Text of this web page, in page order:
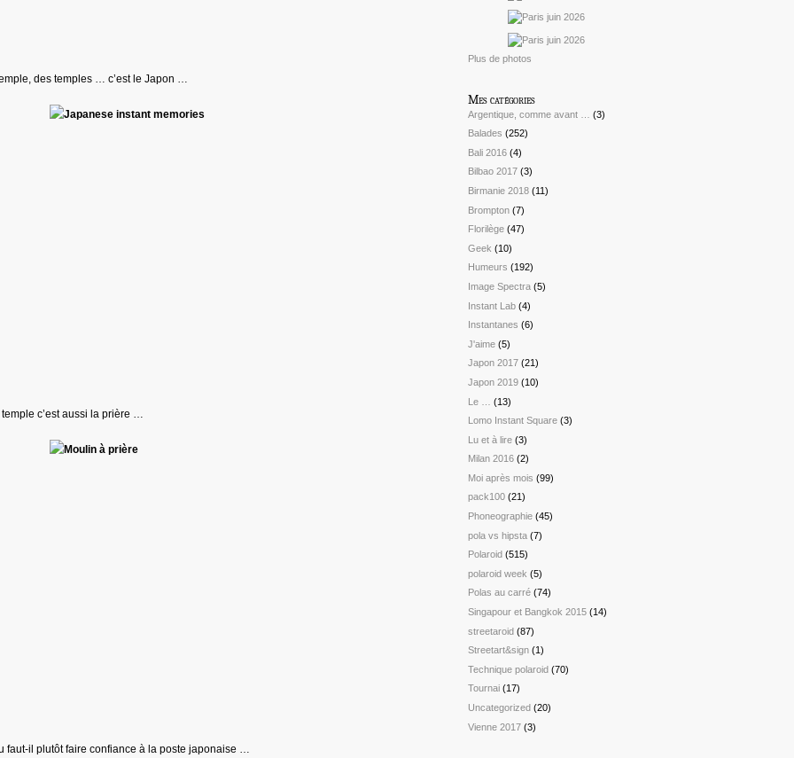
des temples … c’est le Japon …
c’est aussi la prière …
faut-il plutôt faire confiance à la poste japonaise …
Plus de photos
Mes catégories
Argentique, comme avant …
(3)
Balades (252)
Bali 2016 (4)
Bilbao 2017 (3)
Birmanie 2018 (11)
Brompton (7)
Florilège (47)
Geek (10)
Humeurs (192)
Image Spectra (5)
Instant Lab (4)
Instantanes (6)
J'aime (5)
Japon 2017 (21)
Japon 2019 (10)
Le …
(13)
Lomo Instant Square (3)
Lu et à lire (3)
Milan 2016 (2)
Moi après mois (99)
pack100 (21)
Phoneographie (45)
pola vs hipsta (7)
Polaroid (515)
polaroid week (5)
Polas au carré (74)
Singapour et Bangkok 2015 (14)
streetaroid (87)
Streetart&sign (1)
Technique polaroid (70)
Tournai (17)
Uncategorized (20)
Vienne 2017 (3)